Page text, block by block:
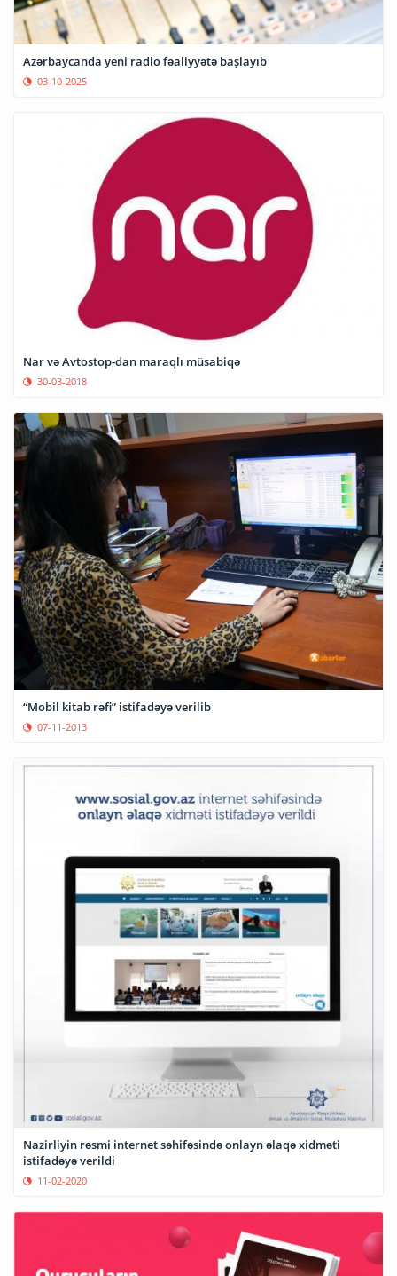
Azərbaycanda yeni radio fəaliyyətə başlayıb
03-10-2025
Nar və Avtostop-dan maraqlı müsabiqə
30-03-2018
“Mobil kitab rəfi” istifadəyə verilib
07-11-2013
Nazirliyin rəsmi internet səhifəsində onlayn əlaqə xidməti
istifadəyə verildi
11-02-2020